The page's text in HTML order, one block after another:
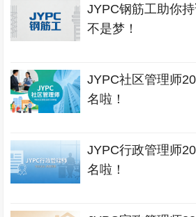
JYPC钢筋工助你
不是梦！
JYPC社区管理师
名啦！
JYPC行政管理师
名啦！